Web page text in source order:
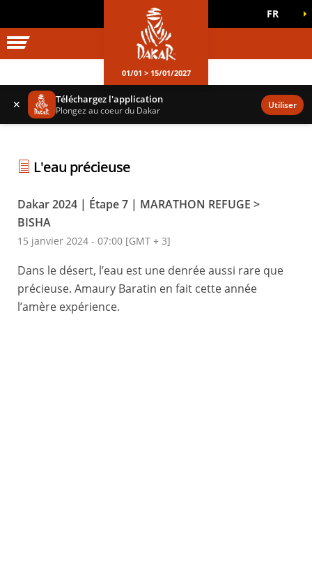
DAKAR
OFFICIELS FR
01/01 > 15/01/2027
✕ Téléchargez l'application
Plongez au coeur du Dakar Utiliser
L'eau précieuse
Dakar 2024 | Étape 7 | MARATHON REFUGE >
BISHA
15 janvier 2024 - 07:00 [GMT + 3]
Dans le désert, l’eau est une denrée aussi rare que
précieuse. Amaury Baratin en fait cette année
l’amère expérience.